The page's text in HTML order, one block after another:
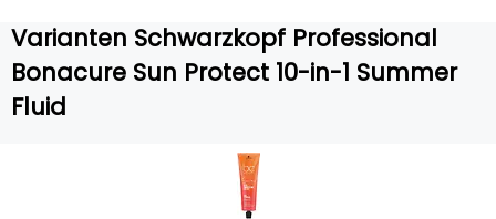
Varianten Schwarzkopf Professional
Bonacure Sun Protect 10-in-1 Summer
Fluid